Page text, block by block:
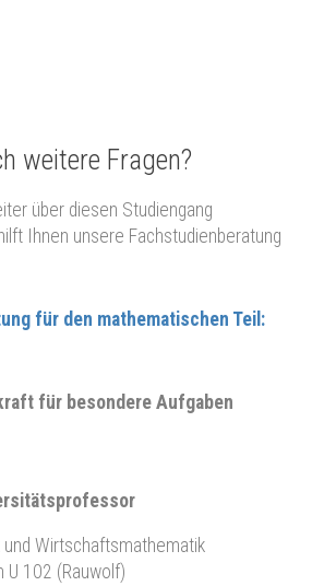
weitere Fragen?
über diesen Studiengang
Ihnen unsere Fachstudienberatung
für den mathematischen Teil:
für besondere Aufgaben
und Wirtschaftsmathematik
U 102 (Rauwolf)